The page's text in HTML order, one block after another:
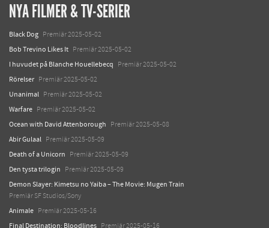
NYA FILMER & TV-SERIER
Black Dog Premiär 2025-05-02
Bob Trevino Likes It Premiär 2025-05-02
I huvudet på Blanche Houellebecq Premiär 2025-05-02
Rörelser Premiär 2025-05-02
Unanimal Premiär 2025-05-02
Warfare Premiär 2025-05-02
Ocean with David Attenborough Premiär 2025-05-08
Abir Gulaal Premiär 2025-05-09
Death of a Unicorn Premiär 2025-05-09
Den tysta trilogin Premiär 2025-05-09
Demon Slayer: Kimetsu no Yaiba – The Movie: Mugen Train
Premiär SF Studios/Sony
Animale Premiär 2025-05-16
Final Destination: Bloodlines Premiär 2025-05-16